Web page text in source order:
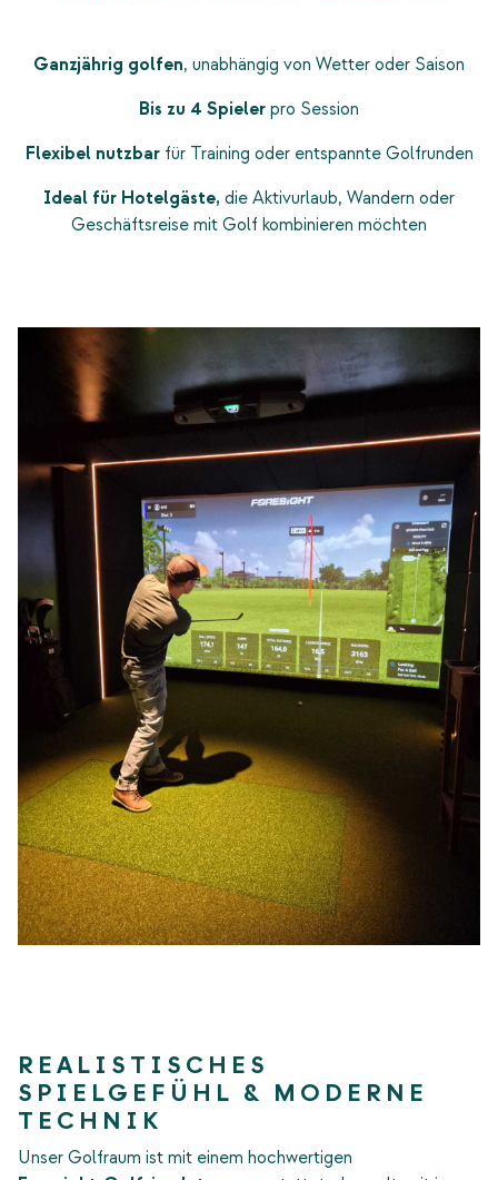
Ganzjährig golfen, unabhängig von Wetter oder Saison
Bis zu 4 Spieler pro Session
Flexibel nutzbar für Training oder entspannte Golfrunden
Ideal für Hotelgäste, die Aktivurlaub, Wandern oder
Geschäftsreise mit Golf kombinieren möchten
REALISTISCHES
SPIELGEFÜHL & MODERNE
TECHNIK
Unser Golfraum ist mit einem hochwertigen